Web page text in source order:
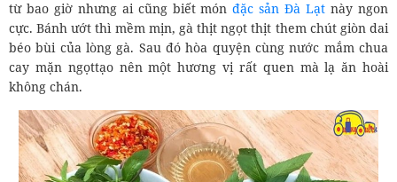
từ bao giờ nhưng ai cũng biết mónđặc sản Đà Lạtnày ngon
cực. Bánh ướt thì mềm mịn, gà thịt ngọt thịt them chút giòn dai
béo bùi của lòng gà. Sau đó hòa quyện cùng nước mắm chua
cay mặn ngọttạo nên một hương vị rất quen mà lạ ăn hoài
không chán.